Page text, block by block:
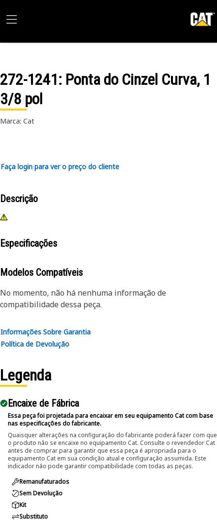
272-1241: Ponta do Cinzel Curva, 1
3/8 pol
Marca: Cat
Faça login para ver o preço do cliente
Descrição
Especificações
Modelos Compatíveis
No momento, não há nenhuma informação de
compatibilidade dessa peça.
Informações Sobre Garantia
Política de Devolução
Legenda
Encaixe de Fábrica
Essa peça foi projetada para encaixar em seu equipamento Cat com base
nas especificações do fabricante.
Quaisquer alterações na configuração do fabricante poderá fazer com que
o produto não se encaixe no equipamento Cat. Consulte o revendedor Cat
antes de comprar para garantir que essa peça é apropriada para o
equipamento Cat em sua condição atual e configuração assumida. Este
indicador não pode garantir compatibilidade com todas as peças.
Remanufaturados
Sem Devolução
Kit
Substituto